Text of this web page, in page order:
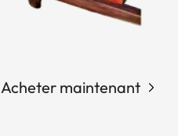
Acheter maintenant